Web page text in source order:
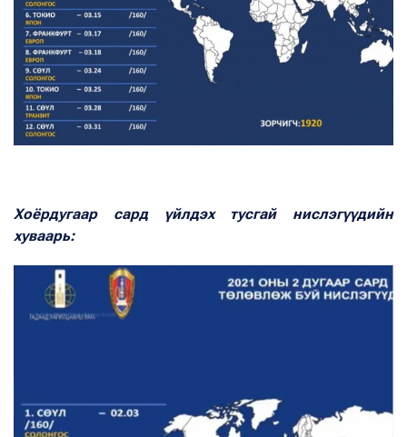
Хоёрдугаар сард үйлдэх тусгай нислэгүүдийн
хуваарь: